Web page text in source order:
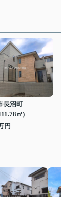
長沼町
㎡)
円